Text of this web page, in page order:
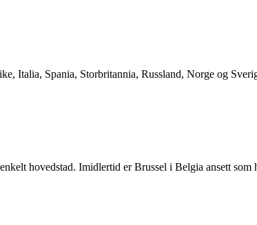
Italia, Spania, Storbritannia, Russland, Norge og
hovedstad. Imidlertid er Brussel i Belgia ansett